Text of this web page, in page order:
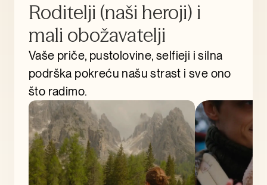
Roditelji (naši heroji) i
mali obožavatelji
Vaše priče, pustolovine, selfieji i silna
podrška pokreću našu strast i sve ono
što radimo.